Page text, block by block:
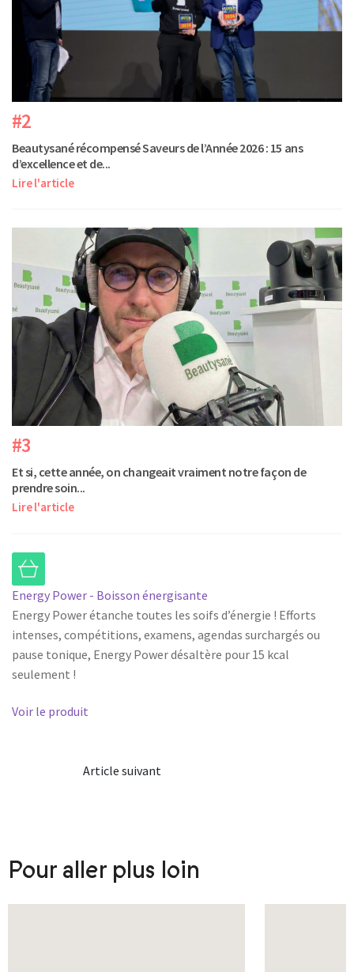
#2
Beautysané récompensé Saveurs de l’Année 2026 : 15 ans
d’excellence et de...
Lire l'article
#3
Et si, cette année, on changeait vraiment notre façon de
prendre soin...
Lire l'article
Energy Power - Boisson énergisante
Energy Power étanche toutes les soifs d’énergie ! Efforts
intenses, compétitions, examens, agendas surchargés ou
pause tonique, Energy Power désaltère pour 15 kcal
seulement !
Voir le produit
Article suivant
Pour aller plus loin